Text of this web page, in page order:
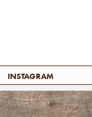
INSTAGRAM